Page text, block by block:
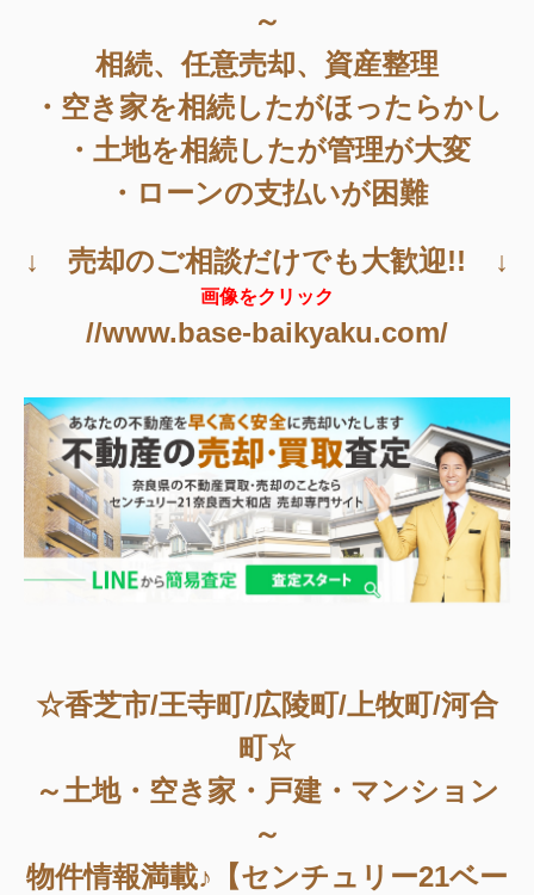
～
相続、任意売却、資産整理
・空き家を相続したがほったらかし
・土地を相続したが管理が大変
・ローンの支払いが困難
↓ 売却のご相談だけでも大歓迎!! ↓
画像をクリック
//www.base-baikyaku.com/
☆香芝市/王寺町/広陵町/上牧町/河合
町☆
～土地・空き家・戸建・マンション
～
物件情報満載♪【センチュリー21ベー